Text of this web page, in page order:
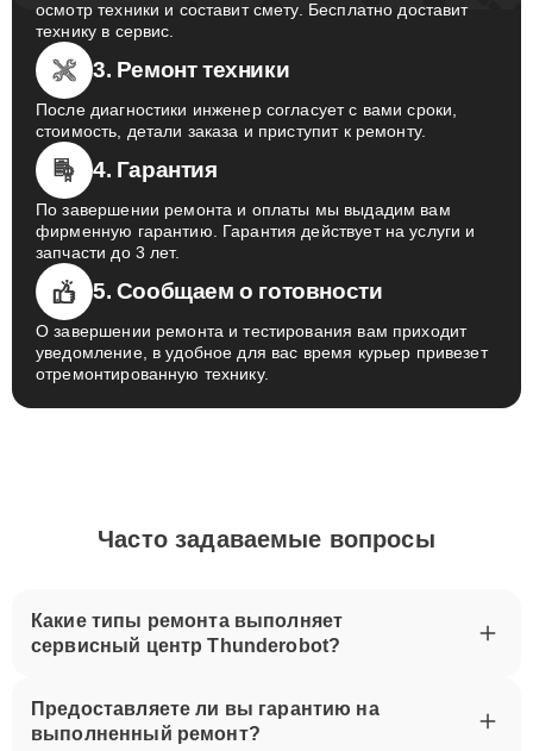
осмотр техники и составит смету. Бесплатно доставит
технику в сервис.
3. Ремонт техники
После диагностики инженер согласует с вами сроки,
стоимость, детали заказа и приступит к ремонту.
4. Гарантия
По завершении ремонта и оплаты мы выдадим вам
фирменную гарантию. Гарантия действует на услуги и
запчасти до 3 лет.
5. Сообщаем о готовности
О завершении ремонта и тестирования вам приходит
уведомление, в удобное для вас время курьер привезет
отремонтированную технику.
Часто задаваемые вопросы
Какие типы ремонта выполняет
сервисный центр Thunderobot?
Предоставляете ли вы гарантию на
выполненный ремонт?